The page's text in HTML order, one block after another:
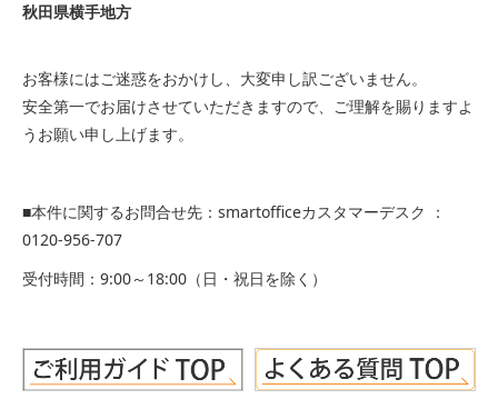
秋田県横手地方
お客様にはご迷惑をおかけし、大変申し訳ございません。
安全第一でお届けさせていただきますので、ご理解を賜りますよ
うお願い申し上げます。
■本件に関するお問合せ先：smartofficeカスタマーデスク ：
0120-956-707
受付時間：9:00～18:00（日・祝日を除く）